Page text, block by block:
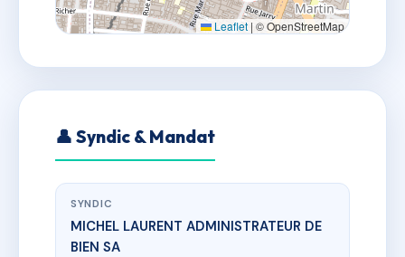
Leaflet | © OpenStreetMap
👤 Syndic & Mandat
SYNDIC
MICHEL LAURENT ADMINISTRATEUR DE
BIEN SA